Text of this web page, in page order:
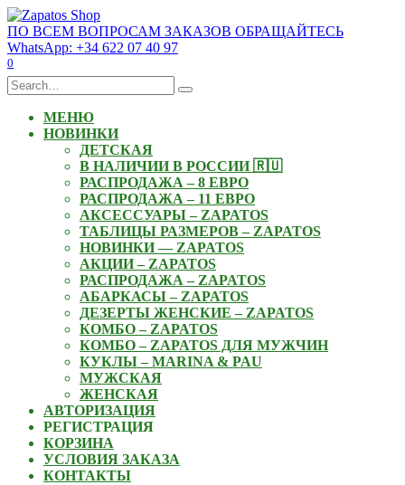
Skip
to
content
ПО ВСЕМ ВОПРОСАМ ЗАКАЗОВ ОБРАЩАЙТЕСЬ
WhatsApp: +34 622 07 40 97
0
Search
for:
МЕНЮ
НОВИНКИ
ДЕТСКАЯ
В НАЛИЧИИ В РОССИИ 🇷🇺
РАСПРОДАЖА – 8 ЕВРО
РАСПРОДАЖА – 11 ЕВРО
АКСЕССУАРЫ – ZAPATOS
ТАБЛИЦЫ РАЗМЕРОВ – ZAPATOS
НОВИНКИ — ZAPATOS
АКЦИИ – ZAPATOS
РАСПРОДАЖА – ZAPATOS
АБАРКАСЫ – ZAPATOS
ДЕЗЕРТЫ ЖЕНСКИЕ – ZAPATOS
КОМБО – ZAPATOS
КОМБО – ZAPATOS ДЛЯ МУЖЧИН
КУКЛЫ – MARINA & PAU
МУЖСКАЯ
ЖЕНСКАЯ
АВТОРИЗАЦИЯ
РЕГИСТРАЦИЯ
КОРЗИНА
УСЛОВИЯ ЗАКАЗА
КОНТАКТЫ